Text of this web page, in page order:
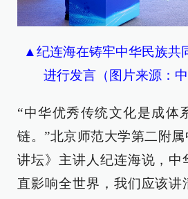
▲纪连海在铸牢中华民族共
进行发言（图片来源：中
“中华优秀传统文化是成体
链。”北京师范大学第二附
讲坛》主讲人纪连海说，中
直影响全世界，我们应该讲